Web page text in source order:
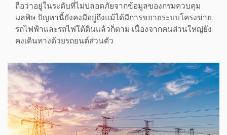
ถือว่าอยู่ในระดับที่ไม่ปลอดภัยจากข้อมูลของกรมควบคุม
มลพิษ ปัญหานี้ยังคงมีอยู่ถึงแม้ได้มีการขยายระบบโครงข่าย
รถไฟฟ้าและรถไฟใต้ดินแล้วก็ตาม เนื่องจากคนส่วนใหญ่ยัง
คงเดินทางด้วยรถยนต์ส่วนตัว